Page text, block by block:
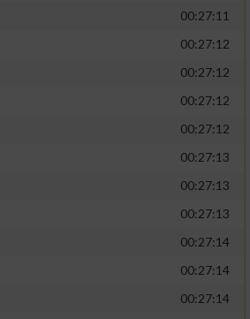
00:27:11
00:27:12
00:27:12
00:27:12
00:27:12
00:27:13
00:27:13
00:27:13
00:27:14
00:27:14
00:27:14